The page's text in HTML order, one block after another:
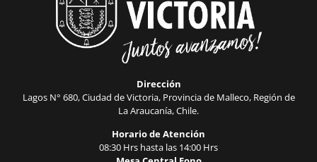
Dirección
Lagos N° 680, Ciudad de Victoria, Provincia de Malleco, Región de
La Araucanía, Chile.
Horario de Atención
08:30 Hrs hasta las 14:00 Hrs